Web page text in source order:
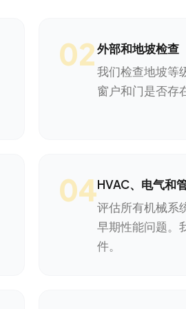
02外部和地坡检查
我们检查地坡等
窗户和门是否存
04HVAC、电气和
评估所有机械系
早期性能问题。
件。